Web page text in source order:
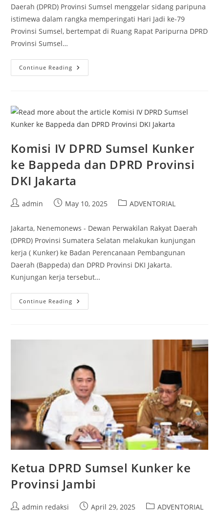
Daerah (DPRD) Provinsi Sumsel menggelar sidang paripuna
istimewa dalam rangka memperingati Hari Jadi ke-79
Provinsi Sumsel, bertempat di Ruang Rapat Paripurna DPRD
Provinsi Sumsel…
Continue Reading DPRD
Sumsel
Jadi
Ke-
79
Provinsi
Komisi IV DPRD Sumsel Kunker
ke Bappeda dan DPRD Provinsi
DKI Jakarta
Postadmin
PostMay 10, 2025
PostADVENTORIAL
Jakarta, Nenemonews - Dewan Perwakilan Rakyat Daerah
(DPRD) Provinsi Sumatera Selatan melakukan kunjungan
kerja ( Kunker) ke Badan Perencanaan Pembangunan
Daerah (Bappeda) dan DPRD Provinsi DKI Jakarta.
Kunjungan kerja tersebut…
Continue Reading Komisi
IV
Bappeda
Provinsi
DKI
Jakarta
Ketua DPRD Sumsel Kunker ke
Provinsi Jambi
Postadmin redaksi
PostApril 29, 2025
PostADVENTORIAL